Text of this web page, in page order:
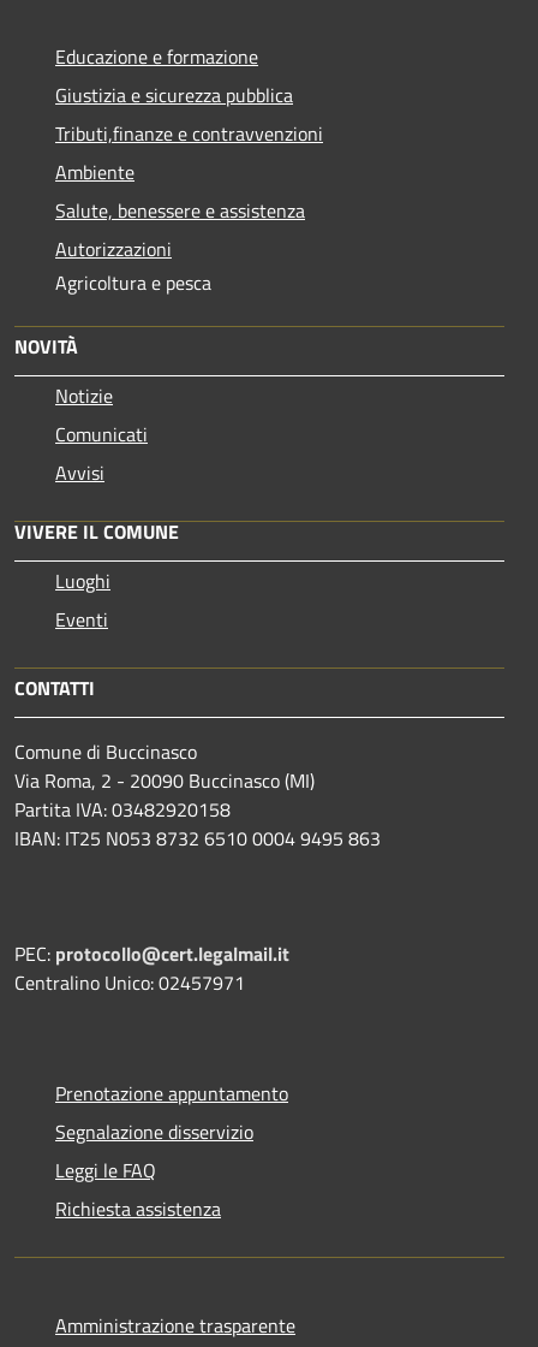
Educazione e formazione
Giustizia e sicurezza pubblica
Tributi,finanze e contravvenzioni
Ambiente
Salute, benessere e assistenza
Autorizzazioni
Agricoltura e pesca
NOVITÀ
Notizie
Comunicati
Avvisi
VIVERE IL COMUNE
Luoghi
Eventi
CONTATTI
Comune di Buccinasco
Via Roma, 2 - 20090 Buccinasco (MI)
Partita IVA: 03482920158
IBAN: IT25 N053 8732 6510 0004 9495 863
PEC: protocollo@cert.legalmail.it
Centralino Unico: 02457971
Prenotazione appuntamento
Segnalazione disservizio
Leggi le FAQ
Richiesta assistenza
Amministrazione trasparente